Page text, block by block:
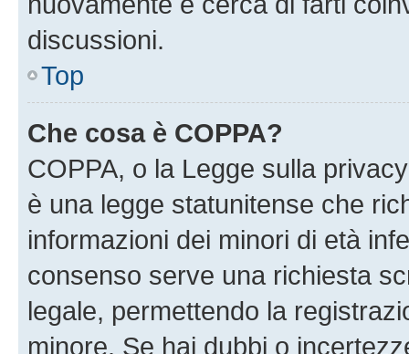
discussioni.
Top
Che cosa è COPPA?
COPPA, o la Legge sulla
è una legge statunitense che
informazioni dei minori di età
consenso serve una richiesta
legale, permettendo la
minore. Se hai dubbi o